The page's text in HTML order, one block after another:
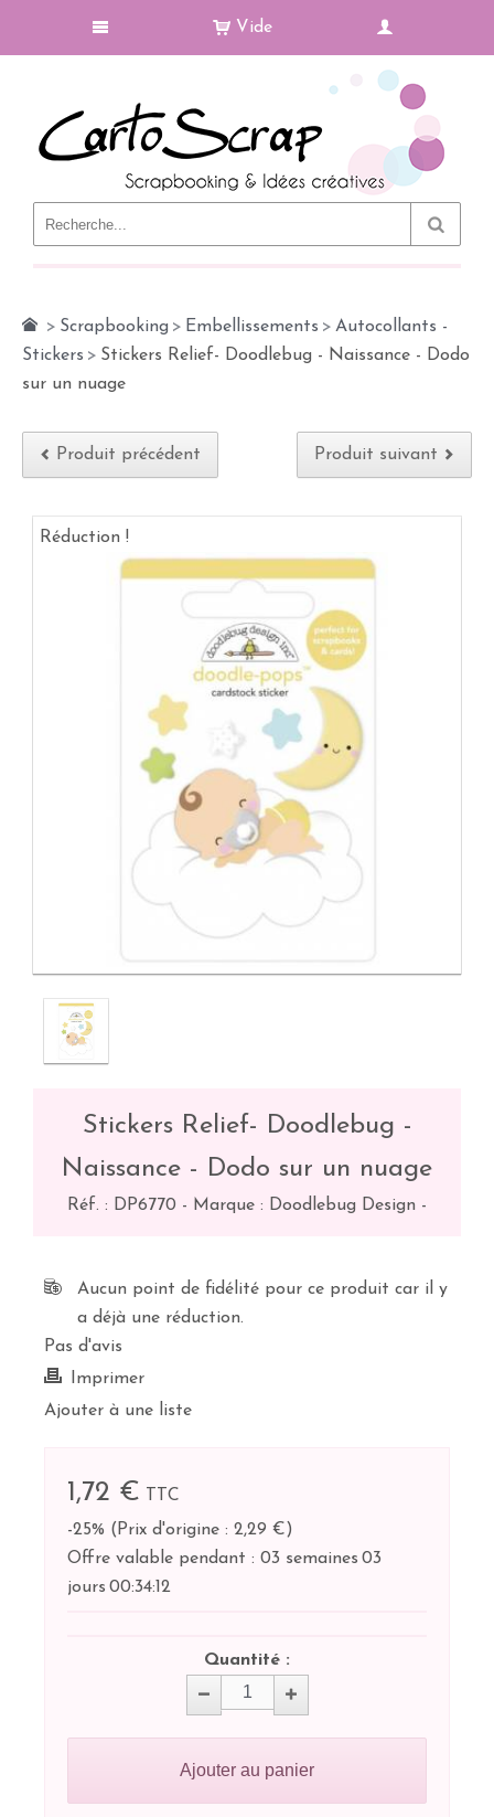
Vide
> Scrapbooking > Embellissements > Autocollants -
Stickers > Stickers Relief- Doodlebug - Naissance - Dodo
sur un nuage
Produit précédent Produit suivant
Réduction !
Stickers Relief- Doodlebug -
Naissance - Dodo sur un nuage
Réf. : DP6770 - Marque : Doodlebug Design -
Aucun point de fidélité pour ce produit car il y
a déjà une réduction.
Pas d'avis
Imprimer
Ajouter à une liste
1,72 €
TTC
-25% ( Prix d'origine : 2,29 €)
Offre valable pendant : 03 semaines 03
jours 00:34:12
Quantité :
Ajouter au panier